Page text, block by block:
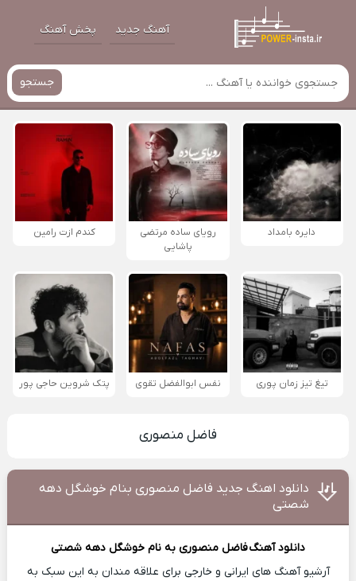
آهنگ جدید پخش آهنگ
جستجو
دایره بامداد
رویای ساده مرتضی
پاشایی
کندم ازت رامین
تیغ تیز زمان پوری نفس ابوالفضل تقوی پتک شروین حاجی پور
فاضل منصوری
دانلود اهنگ جدید فاضل منصوری بنام خوشگل دهه
شصتی
دانلود آهنگفاضل منصوری به نام خوشگل دهه شصتی
آرشیو آهنگ های ایرانی و خارجی برای علاقه مندان به این سبک به